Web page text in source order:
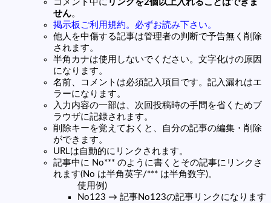
コメント中に リンクを2個以上入れることはできま
せん。
掲示板ご利用規約。必ずお読み下さい。
他人を中傷する記事は管理者の判断で予告無く削除
されます。
半角カナは使用しないでください。文字化けの原因
になります。
名前、コメントは必須記入項目です。記入漏れはエ
ラーになります。
入力内容の一部は、次回投稿時の手間を省くためブ
ラウザに記録されます。
削除キーを覚えておくと、自分の記事の編集・削除
ができます。
URLは自動的にリンクされます。
記事中に No*** のように書くとその記事にリンクさ
れます(No は半角英字/*** は半角数字)。
使用例)
No123 → 記事No123の記事リンクになります